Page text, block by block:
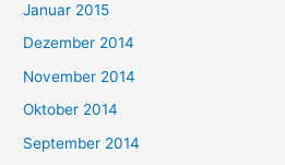
Januar 2015
Dezember 2014
November 2014
Oktober 2014
September 2014